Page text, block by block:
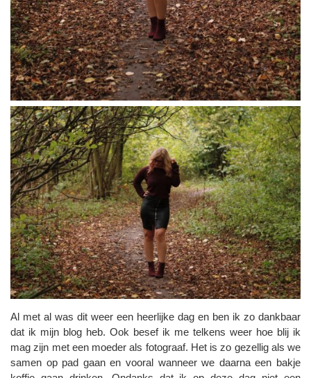
Al met al was dit weer een heerlijke dag en ben ik zo dankbaar
dat ik mijn blog heb. Ook besef ik me telkens weer hoe blij ik
mag zijn met een moeder als fotograaf. Het is zo gezellig als we
samen op pad gaan en vooral wanneer we daarna een bakje